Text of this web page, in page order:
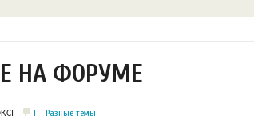
НА ФОРУМЕ
1 Разные темы